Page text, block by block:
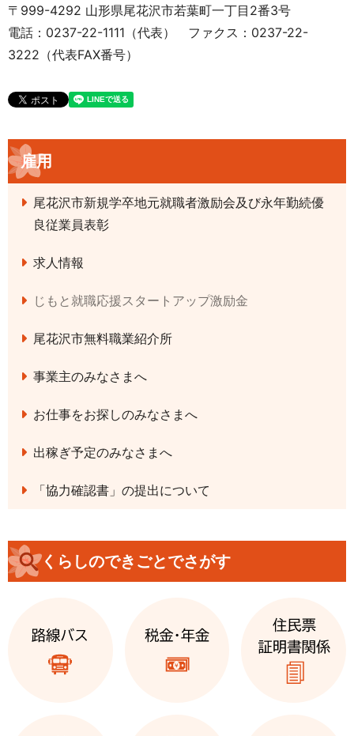
〒999-4292 山形県尾花沢市若葉町一丁目2番3号
電話：0237-22-1111（代表） ファクス：0237-22-
3222（代表FAX番号）
雇用
尾花沢市新規学卒地元就職者激励会及び永年勤続優
良従業員表彰
求人情報
じもと就職応援スタートアップ激励金
尾花沢市無料職業紹介所
事業主のみなさまへ
お仕事をお探しのみなさまへ
出稼ぎ予定のみなさまへ
「協力確認書」の提出について
くらしのできごとでさがす